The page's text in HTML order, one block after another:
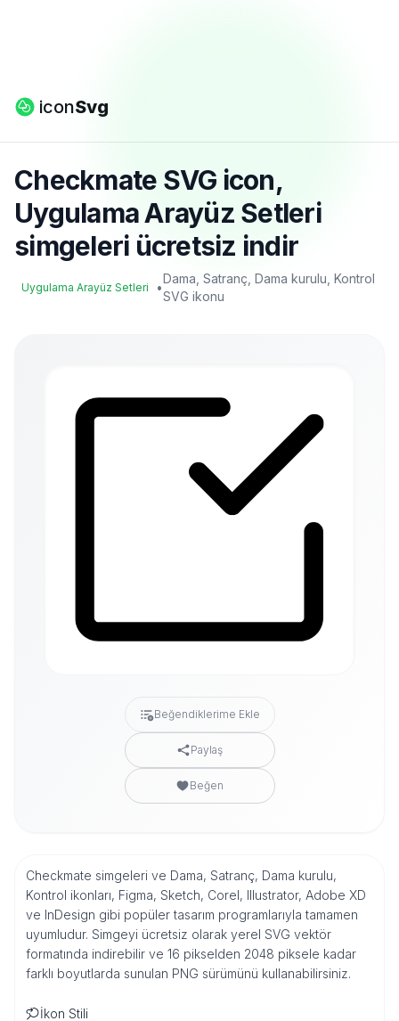
iconSvg
Checkmate SVG icon,
Uygulama Arayüz Setleri
simgeleri ücretsiz indir
Uygulama Arayüz Setleri •
Dama, Satranç, Dama kurulu, Kontrol
SVG ikonu
Beğendiklerime Ekle
Paylaş
Beğen
Checkmate simgeleri ve Dama, Satranç, Dama kurulu,
Kontrol ikonları, Figma, Sketch, Corel, Illustrator, Adobe XD
ve InDesign gibi popüler tasarım programlarıyla tamamen
uyumludur. Simgeyi ücretsiz olarak yerel SVG vektör
formatında indirebilir ve 16 pikselden 2048 piksele kadar
farklı boyutlarda sunulan PNG sürümünü kullanabilirsiniz.
İkon Stili